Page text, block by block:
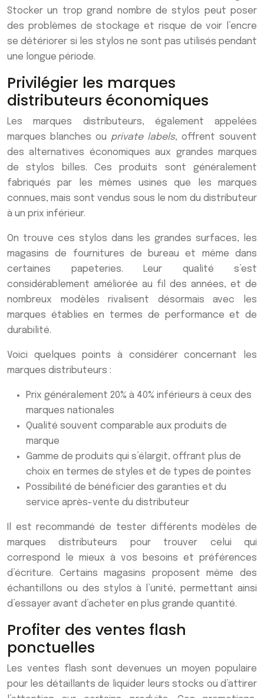
Stocker un trop grand nombre de stylos peut poser
des problèmes de stockage et risque de voir l’encre
se détériorer si les stylos ne sont pas utilisés pendant
une longue période.
Privilégier les marques
distributeurs économiques
Les marques distributeurs, également appelées
marques blanches ou private labels, offrent souvent
des alternatives économiques aux grandes marques
de stylos billes. Ces produits sont généralement
fabriqués par les mêmes usines que les marques
connues, mais sont vendus sous le nom du distributeur
à un prix inférieur.
On trouve ces stylos dans les grandes surfaces, les
magasins de fournitures de bureau et même dans
certaines papeteries. Leur qualité s’est
considérablement améliorée au fil des années, et de
nombreux modèles rivalisent désormais avec les
marques établies en termes de performance et de
durabilité.
Voici quelques points à considérer concernant les
marques distributeurs :
Prix généralement 20% à 40% inférieurs à ceux des
marques nationales
Qualité souvent comparable aux produits de
marque
Gamme de produits qui s’élargit, offrant plus de
choix en termes de styles et de types de pointes
Possibilité de bénéficier des garanties et du
service après-vente du distributeur
Il est recommandé de tester différents modèles de
marques distributeurs pour trouver celui qui
correspond le mieux à vos besoins et préférences
d’écriture. Certains magasins proposent même des
échantillons ou des stylos à l’unité, permettant ainsi
d’essayer avant d’acheter en plus grande quantité.
Profiter des ventes flash
ponctuelles
Les ventes flash sont devenues un moyen populaire
pour les détaillants de liquider leurs stocks ou d’attirer